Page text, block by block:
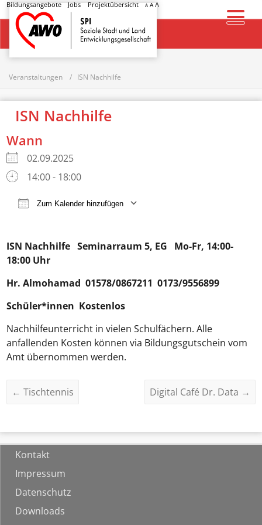
Bildungsangebote Jobs Projektübersicht A AA
Startseite
Veranstaltungen ISN Nachhilfe
ISN Nachhilfe
Wann
02.09.2025
14:00 - 18:00
Zum Kalender hinzufügen
ISN Nachhilfe Seminarraum 5, EG Mo-Fr, 14:00-
18:00 Uhr
Hr.Almohamad 01578/0867211 0173/9556899
Schüler*innen Kostenlos
Nachhilfeunterricht in vielen Schulfächern. Alle
anfallenden Kosten können via Bildungsgutschein vom
Amt übernommen werden.
← Tischtennis Digital Café Dr. Data →
Kontakt
Impressum
Datenschutz
Downloads